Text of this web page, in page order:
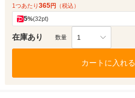
1つあたり 365円 （税込）
5%(32pt)
在庫あり 数量 1
カートに入れる